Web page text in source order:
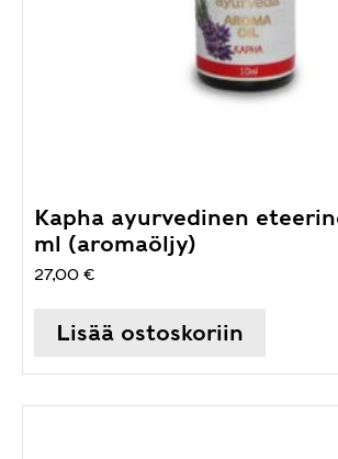
Kapha ayurvedinen
ml (aromaöljy)
27,00 €
Lisää ostoskoriin